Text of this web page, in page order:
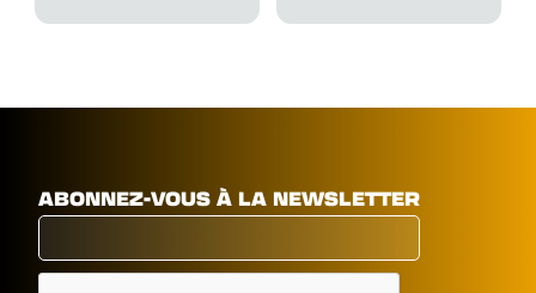
ABONNEZ-VOUS À LA NEWSLETTER